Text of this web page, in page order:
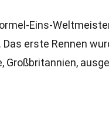
Eins-
erste Rennen
Großbritannien,